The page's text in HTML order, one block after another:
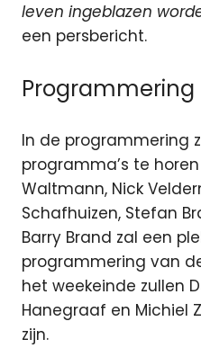
leven ingeblazen
een persbericht.
Programmering
In de programmering
programma’s te
Waltmann, Nick
Schafhuizen, Stefan
Barry Brand zal een
programmering van
het weekeinde zullen
Hanegraaf en Michiel
zijn.